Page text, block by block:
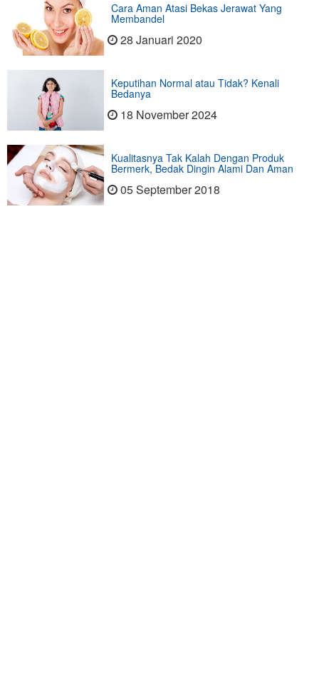
Cara Aman Atasi Bekas Jerawat Yang
Membandel
28 Januari 2020
Keputihan Normal atau Tidak? Kenali
Bedanya
18 November 2024
Kualitasnya Tak Kalah Dengan Produk
Bermerk, Bedak Dingin Alami Dan Aman
05 September 2018